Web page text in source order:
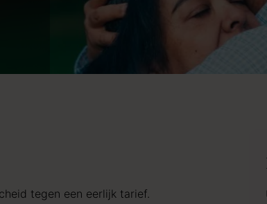
tegen een eerlijk tarief.